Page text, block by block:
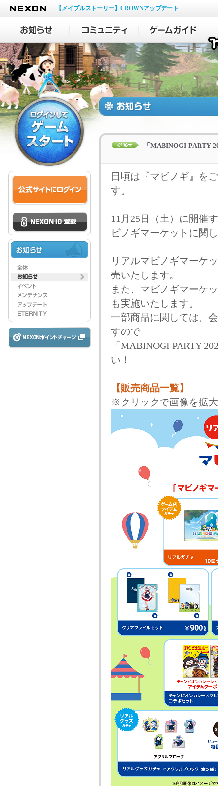
NEXON
【メイプルストーリー】CROWNアップデート
「MABINOGI PARTY
日頃は『マビノギ』を
す。
11月25日（土）に開催
ビノギマーケットに関
リアルマビノギマーケ
売いたします。
また、マビノギマーケ
も実施いたします。
一部商品に関しては、
すので
「MABINOGI PARTY
い！
【販売商品一覧】
※クリックで画像を拡